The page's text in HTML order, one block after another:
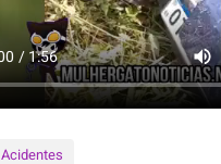
Acidentes